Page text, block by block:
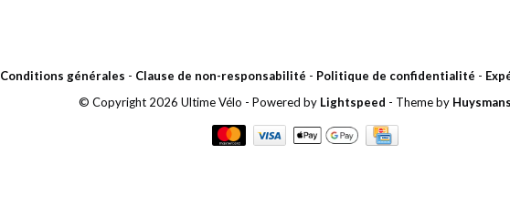
Conditions générales - Clause de non-responsabilité - Politique de confidentialité -
© Copyright 2026 Ultime Vélo - Powered by Lightspeed - Theme by